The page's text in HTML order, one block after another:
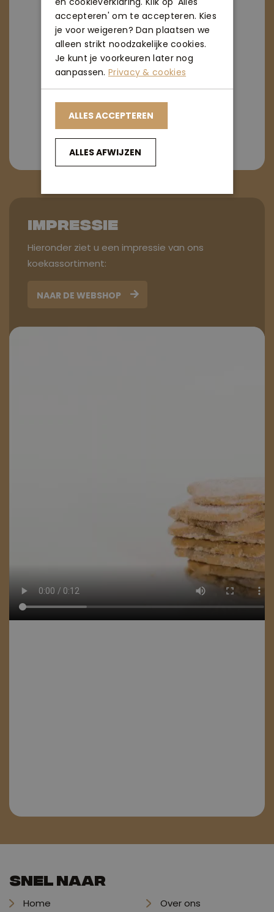
Impressie
Hieronder ziet u een impressie van ons
koekassortiment:
NAAR DE WEBSHOP
Snel naar
Home
Over ons
accepteren' om te accepteren. Kies
je voor weigeren? Dan plaatsen we
alleen strikt noodzakelijke cookies.
Je kunt je voorkeuren later nog
aanpassen.Privacy & cookies
ALLES ACCEPTEREN
ALLES AFWIJZEN